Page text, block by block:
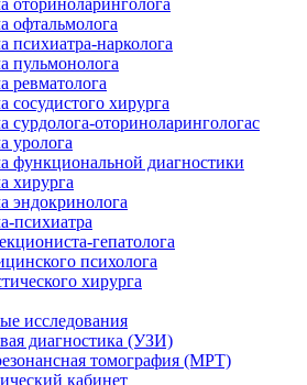
оториноларинголога
офтальмолога
психиатра-нарколога
пульмонолога
ревматолога
сосудистого хирурга
сурдолога-оториноларингологас
уролога
функциональной диагностики
хирурга
эндокринолога
психиатра
гепатолога
психолога
хирурга
исследования
диагностика (УЗИ)
томография (МРТ)
кабинет